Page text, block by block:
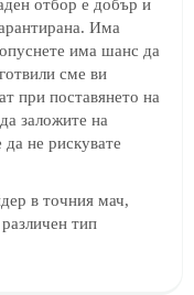
отбор е добър и
Има
има шанс да
сме ви
при поставянето на
заложите на
не рискувате
в точния мач,
тип